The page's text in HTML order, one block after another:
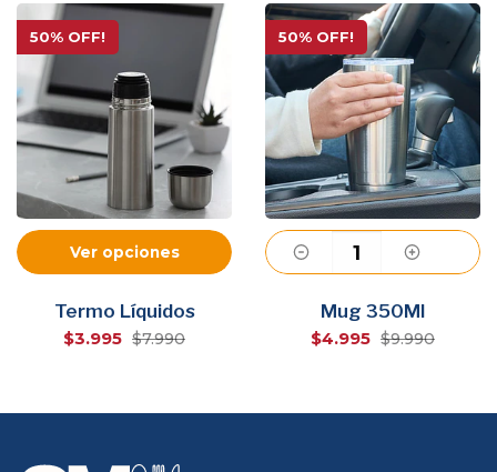
Ver opciones
50% OFF!
Termo Líquidos
$3.995 $7.990
Agregar
50% OFF!
Mug 350Ml
$4.995 $9.990